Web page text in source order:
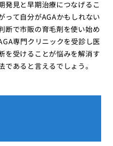
発見と早期治療につなげるこ
って自分がAGAかもしれない
断で市販の育毛剤を使い始め
専門クリニックを受診し医
を受けることが悩みを解消す
あると言えるでしょう。